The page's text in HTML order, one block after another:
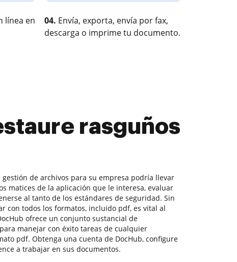
línea en
04. Envía, exporta, envía por fax,
descarga o imprime tu documento.
rasguños
de archivos para su empresa podría llevar
matices de la aplicación que le interesa, evaluar
al tanto de los estándares de seguridad. Sin
con todos los formatos, incluido pdf, es vital al
ofrece un conjunto sustancial de
manejar con éxito tareas de cualquier
pdf. Obtenga una cuenta de DocHub, configure
a trabajar en sus documentos.